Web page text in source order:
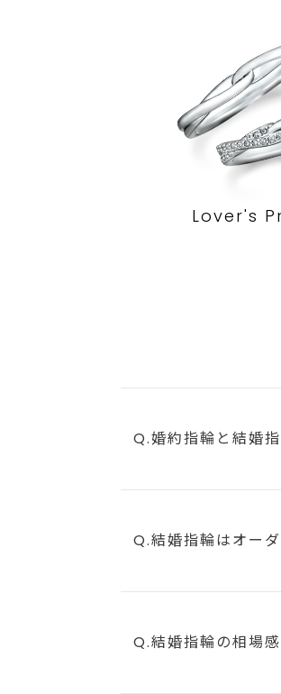
Lover's
Q.婚約指輪と結婚
Q.結婚指輪はオー
Q.結婚指輪の相場